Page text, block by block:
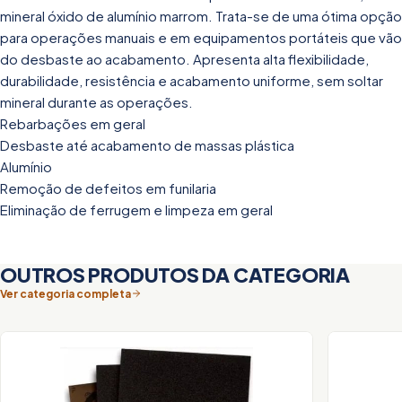
mineral óxido de alumínio marrom. Trata-se de uma ótima opção
para operações manuais e em equipamentos portáteis que vão
do desbaste ao acabamento. Apresenta alta flexibilidade,
durabilidade, resistência e acabamento uniforme, sem soltar
mineral durante as operações.
Rebarbações em geral
Desbaste até acabamento de massas plástica
Alumínio
Remoção de defeitos em funilaria
Eliminação de ferrugem e limpeza em geral
OUTROS PRODUTOS DA CATEGORIA
Ver categoria completa